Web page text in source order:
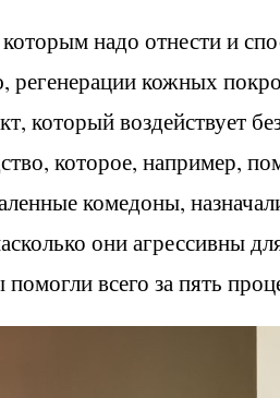
надо отнести и
регенерации кожных
который воздействует
которое, например,
комедоны,
они агрессивны
всего за пять